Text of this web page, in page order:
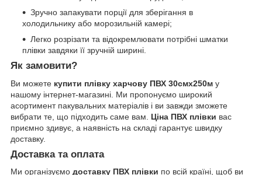
Зручно запакувати порції для зберігання в
холодильнику або морозильній камері;
Легко розрізати та відокремлювати потрібні шматки
плівки завдяки її зручній ширині.
Як замовити?
Ви можете купити плівку харчову ПВХ 30смх250м у
нашому інтернет-магазині. Ми пропонуємо широкий
асортимент пакувальних матеріалів і ви завжди зможете
вибрати те, що підходить саме вам. Ціна ПВХ плівки вас
приємно здивує, а наявність на складі гарантує швидку
доставку.
Доставка та оплата
Ми організуємо доставку ПВХ плівки по всій країні, щоб ви